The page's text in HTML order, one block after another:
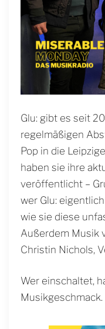
Glu: gibt es seit
regelmäßigen
Pop in die
haben sie ihre
veröffentlicht –
wer Glu:
wie sie diese
Außerdem Musik
Christin Nichols,
Wer einschaltet,